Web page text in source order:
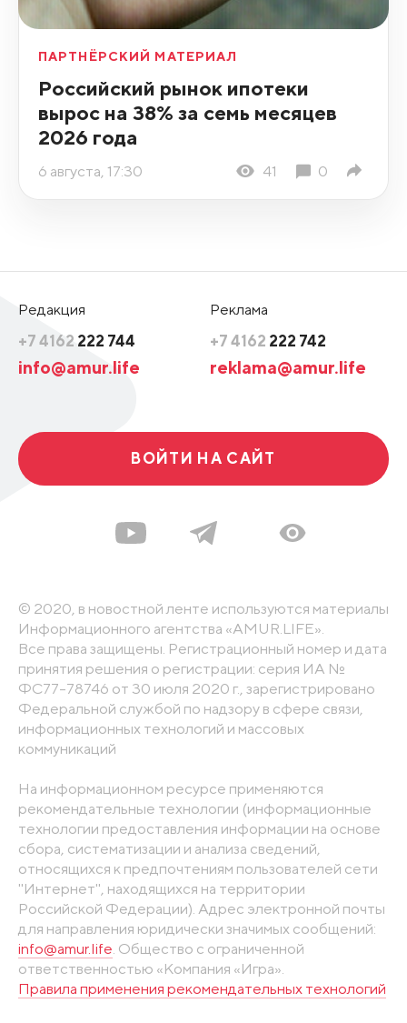
ПАРТНЁРСКИЙ МАТЕРИАЛ
Российский рынок ипотеки
вырос на 38% за семь месяцев
2026 года
6 августа, 17:30 41 0
Редакция
+7 4162 222 744
info@amur.life
Реклама
+7 4162 222 742
reklama@amur.life
ВОЙТИ НА САЙТ
© 2020, в новостной ленте используются материалы
Информационного агентства «AMUR.LIFE».
Все права защищены. Регистрационный номер и дата
принятия решения о регистрации: серия ИА №
ФС77-78746 от 30 июля 2020 г., зарегистрировано
Федеральной службой по надзору в сфере связи,
информационных технологий и массовых
коммуникаций
На информационном ресурсе применяются
рекомендательные технологии (информационные
технологии предоставления информации на основе
сбора, систематизации и анализа сведений,
относящихся к предпочтениям пользователей сети
"Интернет", находящихся на территории
Российской Федерации). Адрес электронной почты
для направления юридически значимых сообщений:
info@amur.life. Общество с ограниченной
ответственностью «Компания «Игра».
Правила применения рекомендательных технологий